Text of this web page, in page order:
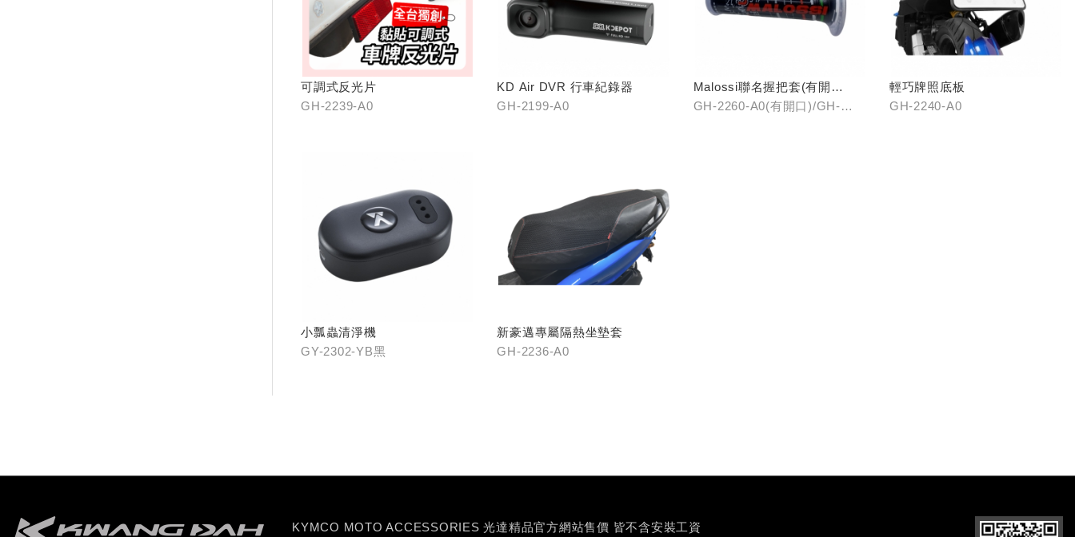
可調式反光片
GH-2239-A0
KD Air DVR 行車紀錄器
GH-2199-A0
Malossi聯名握把套(有開
口)/(無開口)
GH-2260-A0(有開口)/GH-
輕巧牌照底板
GH-2240-A0
小瓢蟲清淨機
GY-2302-YB黑
新豪邁專屬隔熱坐墊套
GH-2236-A0
KYMCO MOTO ACCESSORIES 光達精品官方網站售價 皆不含安裝工資